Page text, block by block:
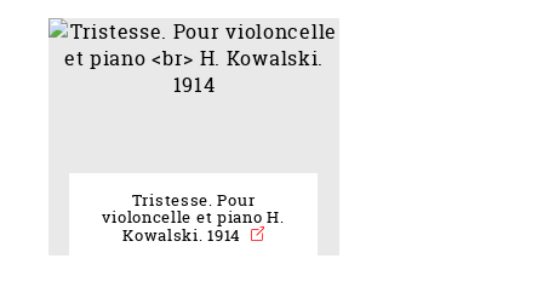
Tristesse. Pour
violoncelle et piano H.
Kowalski. 1914